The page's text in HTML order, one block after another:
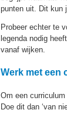
punten uit. Dit kun
Probeer echter te
legenda nodig
vanaf wijken.
Werk met een
Om een
Doe dit dan ‘van